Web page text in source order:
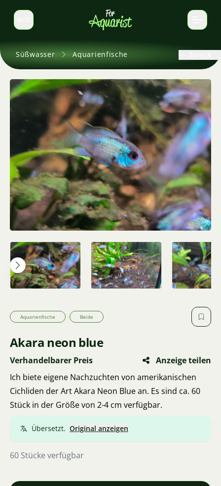
Sprache wechseln
Süßwasser Aquarienfische
Aquarienfische Beide
Akara neon blue
Verhandelbarer Preis
Anzeige teilen
Ich biete eigene Nachzuchten von amerikanischen
Cichliden der Art Akara Neon Blue an. Es sind ca. 60
Stück in der Größe von 2-4 cm verfügbar.
Übersetzt. Original anzeigen
60 Stücke verfügbar